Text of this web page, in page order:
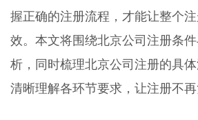
握正确的注册流程，才能让整个
效。本文将围绕北京公司注册条
析，同时梳理北京公司注册的具
清晰理解各环节要求，让注册不再